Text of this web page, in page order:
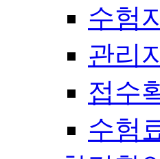
수험
관리
접수
수험